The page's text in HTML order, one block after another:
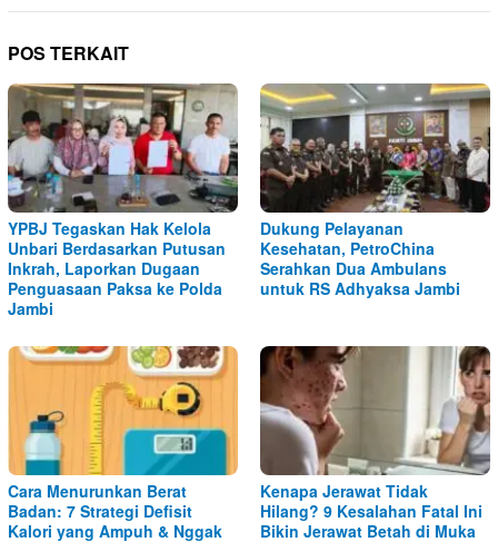
POS TERKAIT
YPBJ Tegaskan Hak Kelola
Unbari Berdasarkan Putusan
Inkrah, Laporkan Dugaan
Penguasaan Paksa ke Polda
Jambi
Dukung Pelayanan
Kesehatan, PetroChina
Serahkan Dua Ambulans
untuk RS Adhyaksa Jambi
Cara Menurunkan Berat
Badan: 7 Strategi Defisit
Kalori yang Ampuh & Nggak
Kenapa Jerawat Tidak
Hilang? 9 Kesalahan Fatal Ini
Bikin Jerawat Betah di Muka